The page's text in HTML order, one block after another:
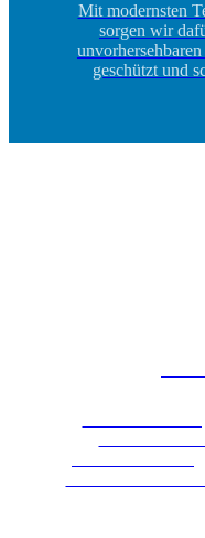
Mit modernsten
sorgen wir
geschützt und